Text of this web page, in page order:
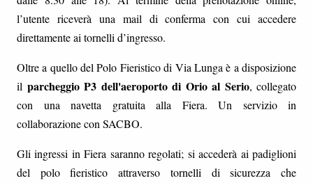
l’utente riceverà una mail di conferma con cui accedere
direttamente ai tornelli d’ingresso.
Oltre a quello del Polo Fieristico di Via Lunga è a disposizione
il parcheggio P3 dell'aeroporto di Orio al Serio, collegato
con una navetta gratuita alla Fiera. Un servizio in
collaborazione con SACBO.
Gli ingressi in Fiera saranno regolati; si accederà ai padiglioni
del polo fieristico attraverso tornelli di sicurezza che